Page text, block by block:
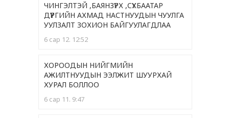
ЧИНГЭЛТЭЙ ,БАЯНЗҮРХ ,CҮХБААТАР
ДҮҮРГИЙН АХМАД НАСТНУУДЫН ЧУУЛГА
УУЛЗАЛТ ЗОХИОН БАЙГУУЛАГДЛАА
6 сар 12. 12:52
ХОРООДЫН НИЙГМИЙН
АЖИЛТНУУДЫН ЭЭЛЖИТ ШУУРХАЙ
ХУРАЛ БОЛЛОО
6 сар 11. 9:47